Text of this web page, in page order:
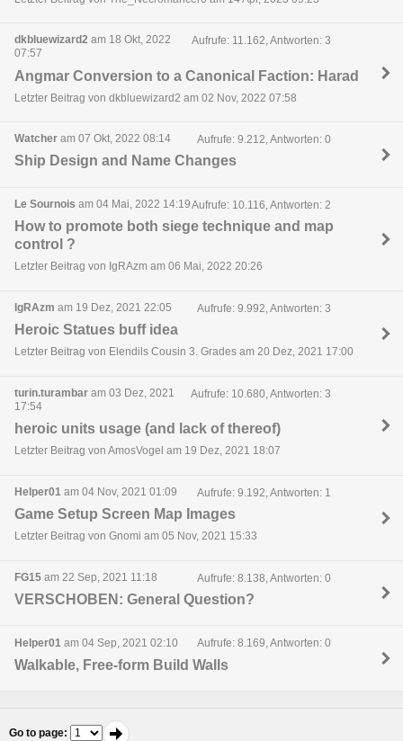
dkbluewizard2 am 18 Okt, 2022
07:57
Aufrufe: 11.162, Antworten: 3
Angmar Conversion to a Canonical Faction: Harad
Letzter Beitrag von dkbluewizard2 am 02 Nov, 2022 07:58
Watcher am 07 Okt, 2022 08:14 Aufrufe: 9.212, Antworten: 0
Ship Design and Name Changes
Le Sournois am 04 Mai, 2022 14:19Aufrufe: 10.116, Antworten: 2
How to promote both siege technique and map
control ?
Letzter Beitrag von IgRAzm am 06 Mai, 2022 20:26
IgRAzm am 19 Dez, 2021 22:05 Aufrufe: 9.992, Antworten: 3
Heroic Statues buff idea
Letzter Beitrag von Elendils Cousin 3. Grades am 20 Dez, 2021 17:00
turin.turambar am 03 Dez, 2021
17:54
Aufrufe: 10.680, Antworten: 3
heroic units usage (and lack of thereof)
Letzter Beitrag von AmosVogel am 19 Dez, 2021 18:07
Helper01 am 04 Nov, 2021 01:09 Aufrufe: 9.192, Antworten: 1
Game Setup Screen Map Images
Letzter Beitrag von Gnomi am 05 Nov, 2021 15:33
FG15 am 22 Sep, 2021 11:18 Aufrufe: 8.138, Antworten: 0
VERSCHOBEN: General Question?
Helper01 am 04 Sep, 2021 02:10 Aufrufe: 8.169, Antworten: 0
Walkable, Free-form Build Walls
Go to page: